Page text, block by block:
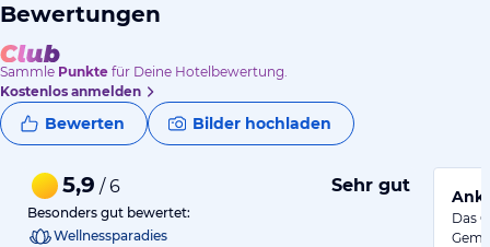
Bewertungen
Sammle Punkte für Deine Hotelbewertung.
Kostenlos anmelden
Bewerten Bilder hochladen
5,9 / 6 Sehr gut
Besonders gut bewertet:
Wellnessparadies
Das